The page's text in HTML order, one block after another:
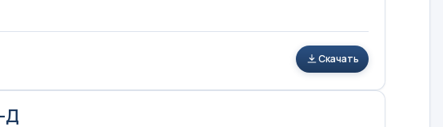
Скачать
Д